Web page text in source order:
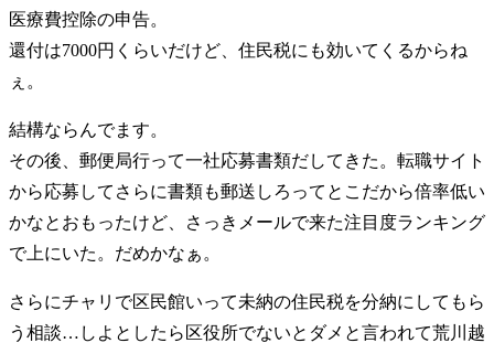
医療費控除の申告。
還付は7000円くらいだけど、住民税にも効いてくるからね
ぇ。
結構ならんでます。
その後、郵便局行って一社応募書類だしてきた。転職サイト
から応募してさらに書類も郵送しろってとこだから倍率低い
かなとおもったけど、さっきメールで来た注目度ランキング
で上にいた。だめかなぁ。
さらにチャリで区民館いって未納の住民税を分納にしてもら
う相談…しよとしたら区役所でないとダメと言われて荒川越